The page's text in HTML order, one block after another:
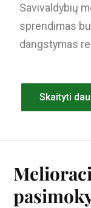
Savivaldybių
sprendimas
dangstymas
Skaityti